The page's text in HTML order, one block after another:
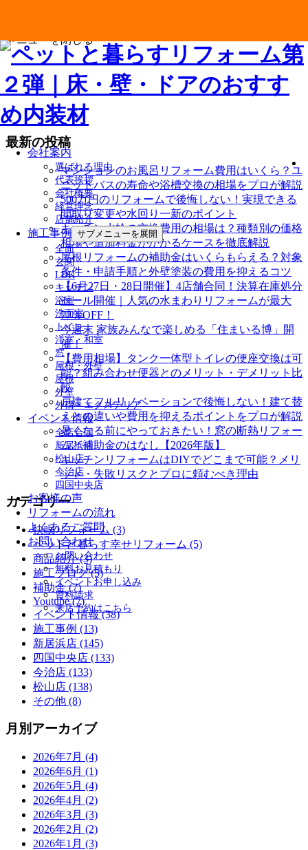
会社案内
選ばれる理由
代表挨拶
会社概要
経営理念
店舗紹介
施工事例 サブメニューを展開
全面
玄関
LDK
キッチン
浴室
洗面室
トイレ
洋室・和室
窓
屋根・外壁
屋根
外壁
外構・エクステリア
イベント情報
全店合同
新居浜店
松山店
今治店
四国中央店
お客様の声
リフォームの流れ
よくあるご質問
お問い合わせ
お問い合わせ
無料お見積もり
イベントお申し込み
資料請求
来店予約はこちら
メニューを閉じる
最新の投稿
マンションのお風呂リフォーム費用はいくら？ユ
ニットバスの寿命や浴槽交換の相場をプロが解説
500万円のリフォームで後悔しない！実現できる
間取り変更や水回り一新のポイント
キッチン水栓の交換費用の相場は？種類別の価格
相場や追加料金がかかるケースを徹底解説
屋根リフォームの補助金はいくらもらえる？対象
条件・申請手順と外壁塗装の費用を抑えるコツ
【6月27日・28日開催】4店舗合同！決算在庫処分
セール開催｜人気の水まわりリフォームが最大
77％OFF！
今週末 家族みんなで楽しめる「住まいる博」開
催！
【費用相場】タンク一体型トイレの便座交換は可
能？組み合わせ便器とのメリット・デメリット比
較
戸建てフルリノベーションで後悔しない！建て替
えとの違いや費用を抑えるポイントをプロが解説
暑くなる前にやっておきたい！窓の断熱リフォー
ムと補助金のはなし【2026年版】
キッチンリフォームはDIYでどこまで可能？メリ
ット・失敗リスクとプロに頼むべき理由
カテゴリー
快眠リフォーム (3)
ペットと暮らす幸せリフォーム (5)
商品紹介 (3)
施工ブログ (5)
補助金 (7)
Youtube (7)
イベント情報 (38)
施工事例 (13)
新居浜店 (145)
四国中央店 (133)
今治店 (133)
松山店 (138)
その他 (8)
月別アーカイブ
2026年7月 (4)
2026年6月 (1)
2026年5月 (4)
2026年4月 (2)
2026年3月 (3)
2026年2月 (2)
2026年1月 (3)